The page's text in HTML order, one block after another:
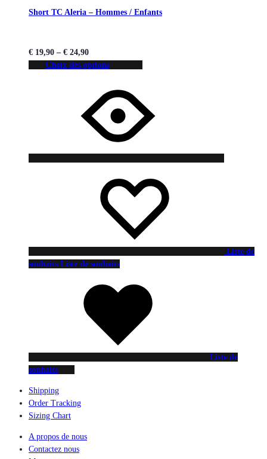
Short TC Aleria – Hommes / Enfants
€ 19,90 – € 24,90
Choix des options
Liste de
souhaits Liste de souhaits
Liste de
souhaits
Shipping
Order Tracking
Sizing Chart
A propos de nous
Contactez nous